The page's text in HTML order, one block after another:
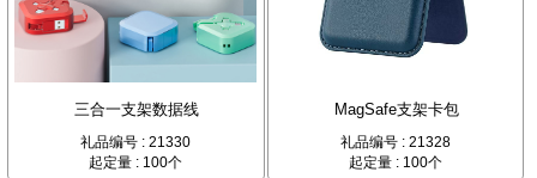
三合一支架数据线
礼品编号 : 21330
起定量 : 100个
MagSafe支架卡包
礼品编号 : 21328
起定量 : 100个